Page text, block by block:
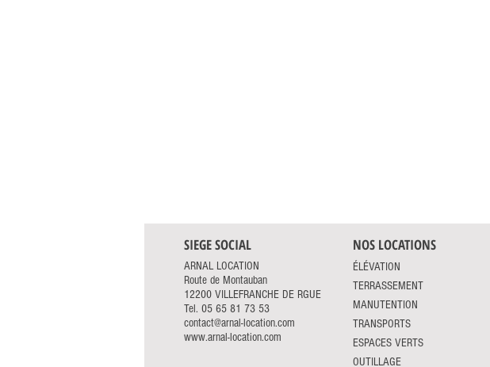
SIEGE SOCIAL
ARNAL LOCATION
Route de Montauban
12200 VILLEFRANCHE DE RGUE
Tel. 05 65 81 73 53
contact@arnal-location.com
www.arnal-location.com
NOS LOCATIONS
ÉLÉVATION
TERRASSEMENT
MANUTENTION
TRANSPORTS
ESPACES VERTS
OUTILLAGE